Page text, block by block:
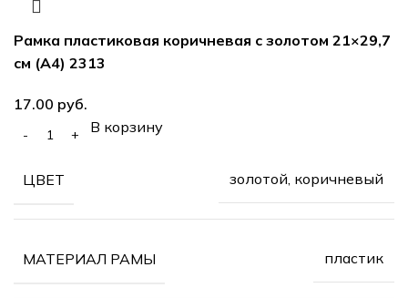
Рамка пластиковая коричневая с золотом 21×29,7
см (А4) 2313
руб.
В корзину
ЦВЕТ золотой, коричневый
МАТЕРИАЛ РАМЫ пластик